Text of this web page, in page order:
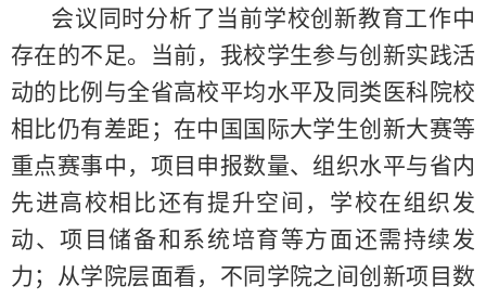
会议同时分析了当前学校创新教育工作中
存在的不足。当前，我校学生参与创新实践活
动的比例与全省高校平均水平及同类医科院校
相比仍有差距；在中国国际大学生创新大赛等
重点赛事中，项目申报数量、组织水平与省内
先进高校相比还有提升空间，学校在组织发
动、项目储备和系统培育等方面还需持续发
力；从学院层面看，不同学院之间创新项目数